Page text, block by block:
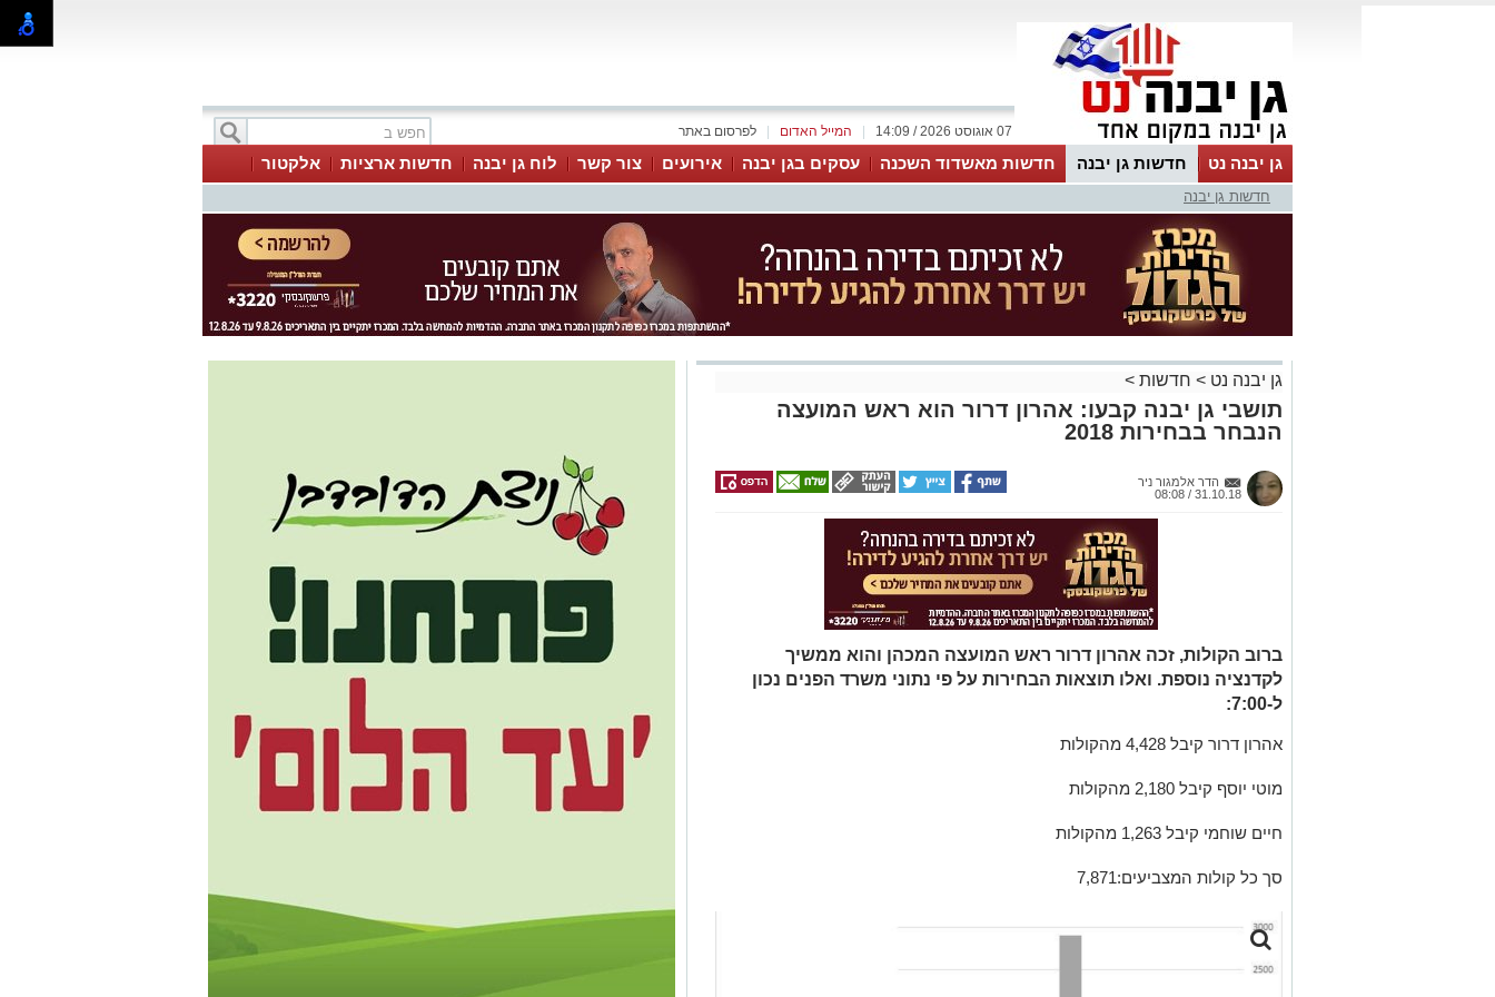
לפרסום באתר המייל האדום 07 אוגוסט 2026 / 14:09
גן יבנה נט חדשות גן יבנה חדשות מאשדוד השכנה עסקים בגן יבנה אירועים צור קשר לוח גן יבנה חדשות ארציות
אלקטור
MyKehila
חדשות גן יבנה
גן יבנה נט > חדשות >
תושבי גן יבנה קבעו: אהרון דרור הוא ראש המועצה
הנבחר בבחירות 2018
הדר אלמגור ניר
31.10.18 / 08:08
ברוב הקולות, זכה אהרון דרור ראש המועצה המכהן והוא ממשיך
לקדנציה נוספת. ואלו תוצאות הבחירות על פי נתוני משרד הפנים נכון
ל-7:00:
אהרון דרור קיבל 4,428 מהקולות
מוטי יוסף קיבל 2,180 מהקולות
חיים שוחמי קיבל 1,263 מהקולות
סך כל קולות המצביעים:7,871